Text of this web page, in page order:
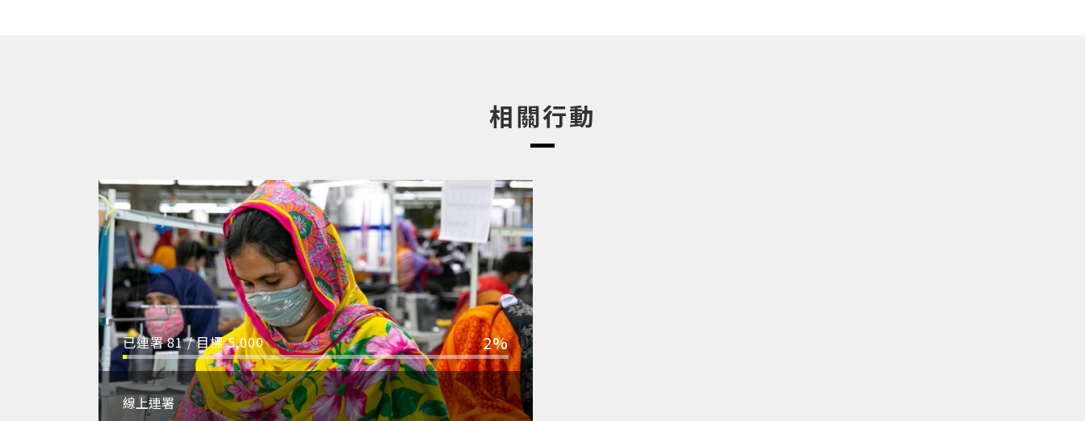
相關行動
已連署81/ 目標5,000 2%
線上連署